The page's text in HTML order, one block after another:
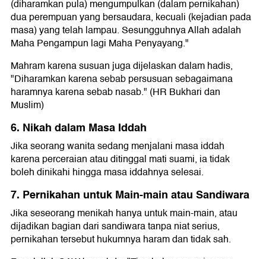
(diharamkan pula) mengumpulkan (dalam pernikahan)
dua perempuan yang bersaudara, kecuali (kejadian pada
masa) yang telah lampau. Sesungguhnya Allah adalah
Maha Pengampun lagi Maha Penyayang."
Mahram karena susuan juga dijelaskan dalam hadis,
"Diharamkan karena sebab persusuan sebagaimana
haramnya karena sebab nasab." (HR Bukhari dan
Muslim)
6. Nikah dalam Masa Iddah
Jika seorang wanita sedang menjalani masa iddah
karena perceraian atau ditinggal mati suami, ia tidak
boleh dinikahi hingga masa iddahnya selesai.
7. Pernikahan untuk Main-main atau Sandiwara
Jika seseorang menikah hanya untuk main-main, atau
dijadikan bagian dari sandiwara tanpa niat serius,
pernikahan tersebut hukumnya haram dan tidak sah.